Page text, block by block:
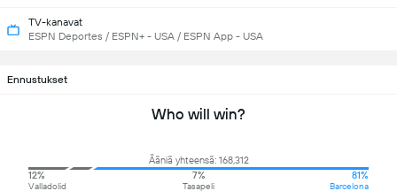
TV-kanavat
ESPN Deportes / ESPN+ - USA / ESPN App - USA
Ennustukset
Who will win?
Ääniä yhteensä: 168,312
12%
Valladolid
7%
Tasapeli
81%
Barcelona